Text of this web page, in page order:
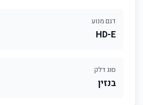
דגם מנוע
HD-E
סוג דלק
בנזין